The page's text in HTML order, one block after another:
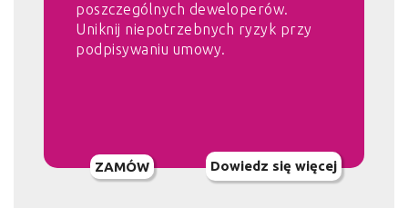
poszczególnych deweloperów.
Uniknij niepotrzebnych ryzyk przy
podpisywaniu umowy.
ZAMÓW Dowiedz się więcej